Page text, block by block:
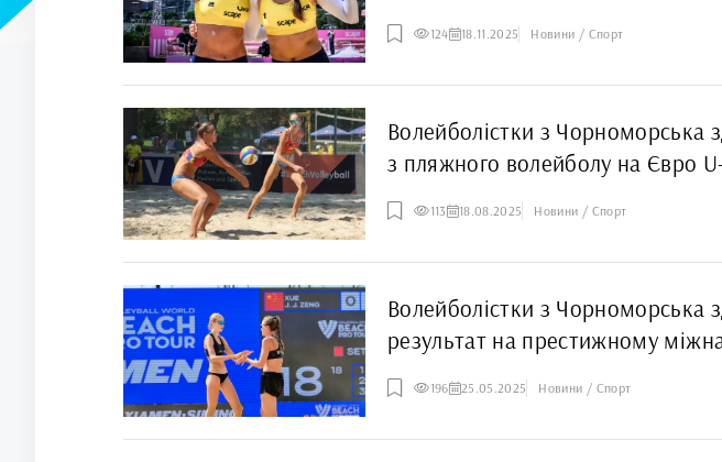
124 18.11.2025 Новини / Спорт
Волейболістки з Чорноморська
з пляжного волейболу на Євро
113 18.08.2025 Новини / Спорт
Волейболістки з Чорноморська
результат на престижному
196 25.05.2025 Новини / Спорт